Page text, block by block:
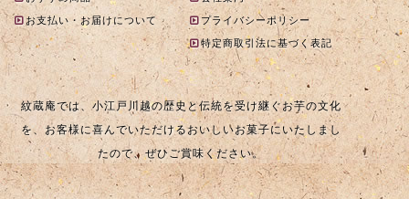
お支払い・お届けについて プライバシーポリシー
特定商取引法に基づく表記
紋蔵庵では、小江戸川越の歴史と伝統を受け継ぐお芋の文化
を、お客様に喜んでいただけるおいしいお菓子にいたしまし
たので、ぜひご賞味ください。